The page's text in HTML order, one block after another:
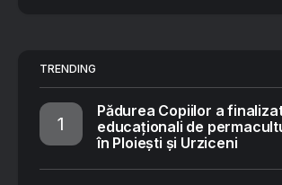
TRENDING
Pădurea Copiilor a
educaționali de
în Ploiești și Urziceni